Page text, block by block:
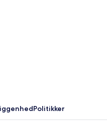
Politikker